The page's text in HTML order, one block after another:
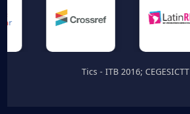
Tics - ITB 2016; CEGESICTT